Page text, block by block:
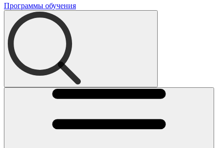
Программы обучения